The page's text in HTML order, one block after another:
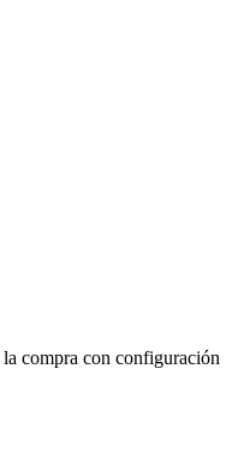
la compra con configuración